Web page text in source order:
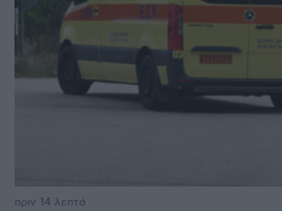
πριν 14 λεπτά